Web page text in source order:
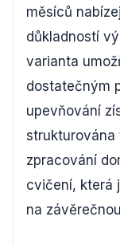
měsíců
důkladností
varianta
dostatečným
upevňování
strukturována
zpracování
cvičení, která
na